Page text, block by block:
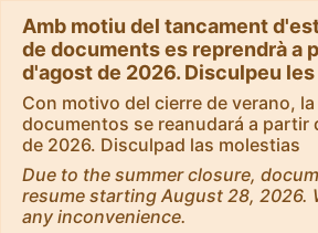
Amb motiu del tancament
de documents es reprendrà a
d'agost de 2026. Disculpeu
Con motivo del cierre de verano,
documentos se reanudará a partir
de 2026. Disculpad las molestias
Due to the summer closure,
resume starting August 28, 2026.
any inconvenience.